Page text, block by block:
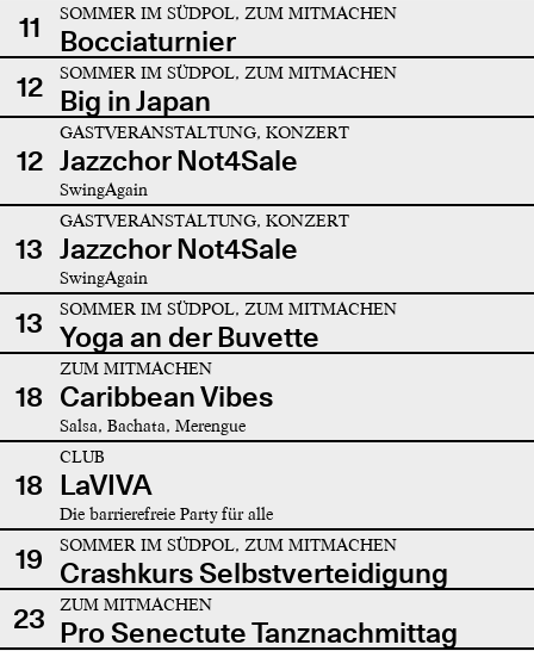
11 SOMMER IM SÜDPOL, ZUM MITMACHEN
Bocciaturnier
12
SOMMER IM SÜDPOL, ZUM MITMACHEN
Big in Japan
12
GASTVERANSTALTUNG, KONZERT
Jazzchor Not4Sale
SwingAgain
13
GASTVERANSTALTUNG, KONZERT
Jazzchor Not4Sale
SwingAgain
13 SOMMER IM SÜDPOL, ZUM MITMACHEN
Yoga an der Buvette
18
ZUM MITMACHEN
Caribbean Vibes
Salsa, Bachata, Merengue
18
CLUB
LaVIVA
Die barrierefreie Party für alle
19 SOMMER IM SÜDPOL, ZUM MITMACHEN
Crashkurs Selbstverteidigung
23
ZUM MITMACHEN
Pro Senectute Tanznachmittag